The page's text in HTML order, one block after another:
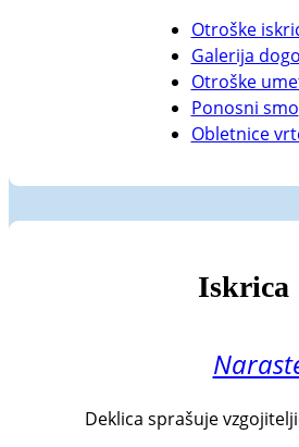
Otroške
Galerija
Otroške
Ponosni smo
Obletnice
Iskrica
Deklica sprašuje